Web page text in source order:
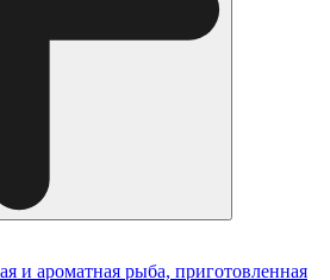
и ароматная рыба, приготовленная